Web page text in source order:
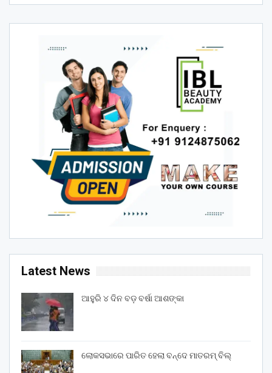
Latest News
ଆହୁରି ୪ ଦିନ ବଡ଼ ବର୍ଷା ଆଶଙ୍କା
ଲୋକସଭାରେ ପାରିତ ହେଲା ବନ୍ଦେ ମାତରମ୍‌ ବିଲ୍‌